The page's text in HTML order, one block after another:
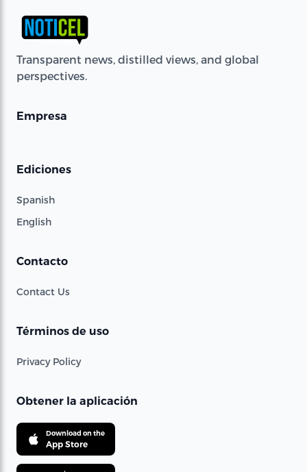
Transparent news, distilled views, and global
perspectives.
Empresa
Ediciones
Spanish
English
Contacto
Contact Us
Términos de uso
Privacy Policy
Obtener la aplicación
Download on the
App Store